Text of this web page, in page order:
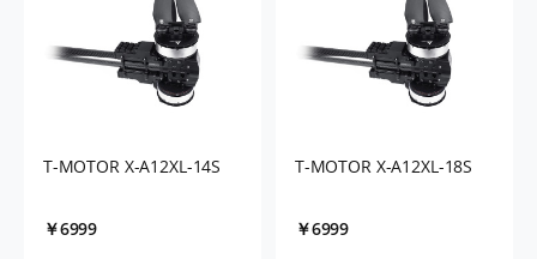
T-MOTOR X-A12XL-14S
￥6999
T-MOTOR X-A12XL-18S
￥6999